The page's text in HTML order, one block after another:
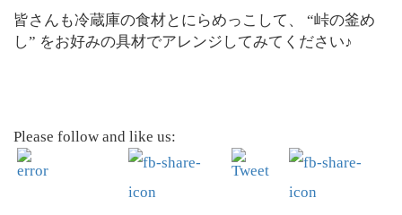
皆さんも冷蔵庫の食材とにらめっこして、 “峠の釜め
し” をお好みの具材でアレンジしてみてください♪
Please follow and like us: